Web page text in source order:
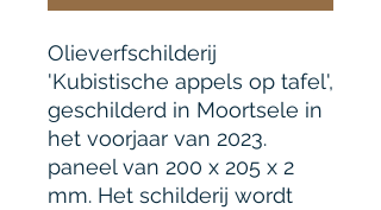
Olieverfschilderij
'Kubistische appels op tafel',
geschilderd in Moortsele in
het voorjaar van 2023.
paneel van 200 x 205 x 2
mm. Het schilderij wordt